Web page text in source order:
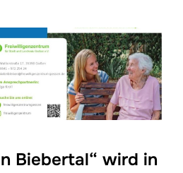
Biebertal“ wird in